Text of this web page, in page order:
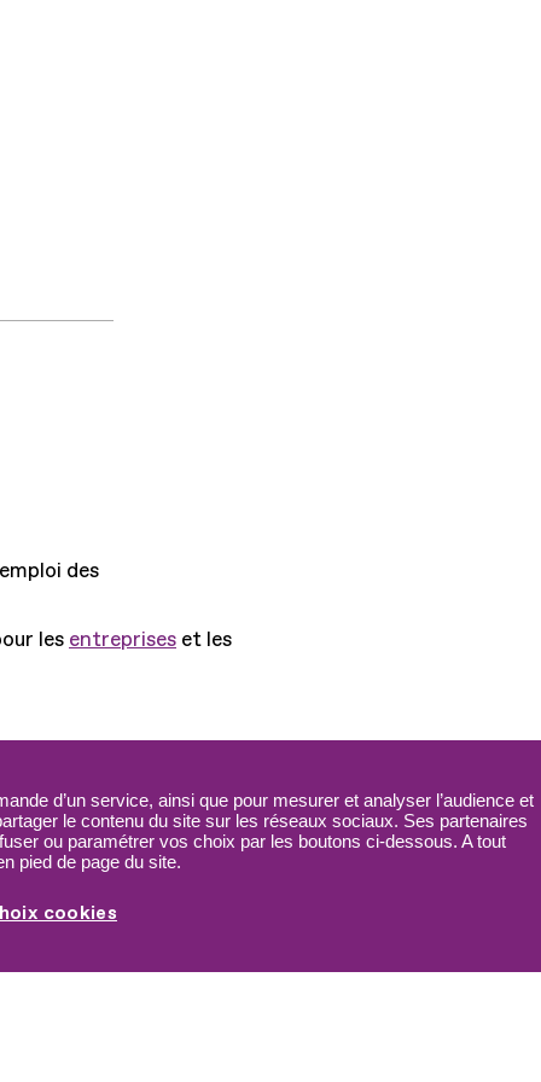
d’un service, ainsi que pour mesurer et analyser l’audience et
le contenu du site sur les réseaux sociaux. Ses partenaires
ou paramétrer vos choix par les boutons ci-dessous. A tout
pied de page du site.
cookies
des
les entreprises et les
0 800 11 10 09
Service &
appel gratuits